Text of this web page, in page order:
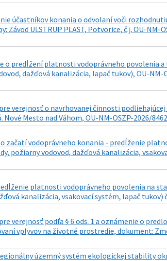
účastníkov konania o odvolaní voči
Závod ULSTRUP PLAST, Potvorice, č.j. OU-
o predĺžení platnosti vodoprávneho povolenia a
dažďová kanalizácia, lapač tukov), OU-
verejnosť o navrhovanej činnosti
Nové Mesto nad Váhom, OU-NM-OSZP-2026/
začatí vodoprávneho konania - predĺženie
požiarny vodovod, dažďová kanalizácia,
platnosti vodoprávneho povolenia na
kanalizácia, vsakovací systém, lapač tukov)
verejnosť podľa § 6 ods. 1 a oznámenie o
vplyvov na životné prostredie, dokument:
územný systém ekologickej stability